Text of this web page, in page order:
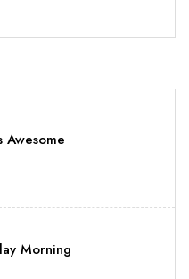
Awesome
Morning